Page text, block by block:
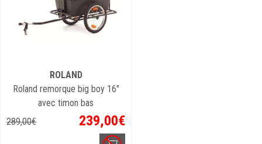
ROLAND
Roland remorque big boy 16"
avec timon bas
289,00€ 239,00€